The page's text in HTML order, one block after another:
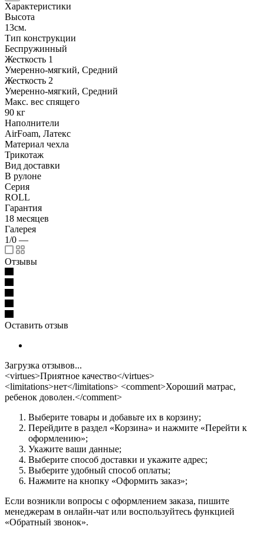
Характеристики
Высота
13см.
Тип конструкции
Беспружинный
Жесткость 1
Умеренно-мягкий, Средний
Жесткость 2
Умеренно-мягкий, Средний
Макс. вес спящего
90 кг
Наполнители
AirFoam, Латекс
Материал чехла
Трикотаж
Вид доставки
В рулоне
Серия
ROLL
Гарантия
18 месяцев
Галерея
1/0 —
Отзывы
Оставить отзыв
Загрузка отзывов...
<virtues>Приятное качество</virtues>
<limitations>нет</limitations> <comment>Хороший матрас,
ребенок доволен.</comment>
Выберите товары и добавьте их в корзину;
Перейдите в раздел «Корзина» и нажмите «Перейти к
оформлению»;
Укажите ваши данные;
Выберите способ доставки и укажите адрес;
Выберите удобный способ оплаты;
Нажмите на кнопку «Оформить заказ»;
Если возникли вопросы с оформлением заказа, пишите
менеджерам в онлайн-чат или воспользуйтесь функцией
«Обратный звонок».